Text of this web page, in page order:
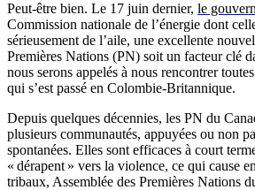
Peut-être bien. Le 17 juin dernier, le
Commission nationale de l’énergie dont
sérieusement de l’aile, une excellente
Premières Nations (PN) soit un facteur clé
nous serons appelés à nous rencontrer
qui s’est passé en Colombie-Britannique.
Depuis quelques décennies, les PN du
plusieurs communautés, appuyées ou non
spontanées. Elles sont efficaces à court
« dérapent » vers la violence, ce qui cause
tribaux, Assemblée des Premières Nations